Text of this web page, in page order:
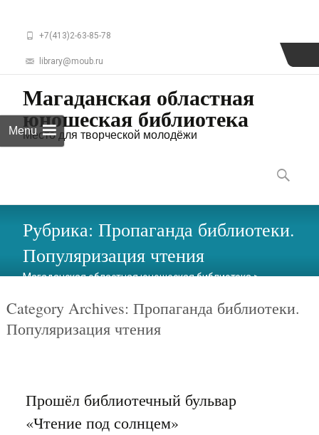
+7(413)2-63-85-78
library@moub.ru
Магаданская областная
юношеская библиотека
Место для творческой молодёжи
Menu
to
content
Найти:
Рубрика: Пропаганда библиотеки.
Популяризация чтения
Магаданская областная юношеская библиотека>
Category Archives: Пропаганда библиотеки.
Популяризация чтения
Прошёл библиотечный бульвар
«Чтение под солнцем»